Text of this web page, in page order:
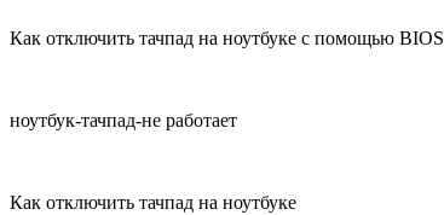
Как отключить тачпад на ноутбуке с помощью BIOS
ноутбук-тачпад-не работает
Как отключить тачпад на ноутбуке